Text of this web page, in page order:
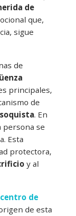
de
que,
sigue
de
principales,
de
. En
persona se
Esta
protectora,
y al
centro de
de esta